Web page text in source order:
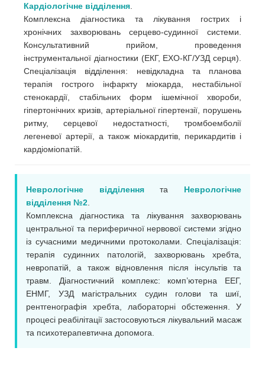
Кардіологічне відділення
Комплексна діагностика та лікування гострих і
хронічних захворювань серцево-судинної системи.
Консультативний прийом, проведення
інструментальної діагностики (ЕКГ, ЕХО-КГ/УЗД серця).
Спеціалізація відділення: невідкладна та планова
терапія гострого інфаркту міокарда, нестабільної
стенокардії, стабільних форм ішемічної хвороби,
гіпертонічних кризів, артеріальної гіпертензії, порушень
ритму, серцевої недостатності, тромбоемболії
легеневої артерії, а також міокардитів, перикардитів і
кардіоміопатій.
Неврологічне відділеннята Неврологічне
відділення №2
Комплексна діагностика та лікування захворювань
центральної та периферичної нервової системи згідно
із сучасними медичними протоколами. Спеціалізація:
терапія судинних патологій, захворювань хребта,
невропатій, а також відновлення після інсультів та
травм. Діагностичний комплекс: комп’ютерна ЕЕГ,
ЕНМГ, УЗД магістральних судин голови та шиї,
рентгенографія хребта, лабораторні обстеження. У
процесі реабілітації застосовуються лікувальний масаж
та психотерапевтична допомога.